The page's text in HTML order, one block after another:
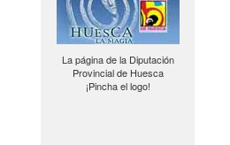
La página de la Diputación
Provincial de Huesca
¡Pincha el logo!